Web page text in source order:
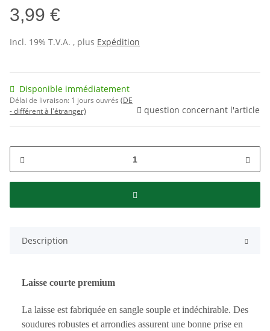
3,99 €
Incl. 19% T.V.A. , plus Expédition
Disponible immédiatement
Délai de livraison: 1 jours ouvrés (DE
- différent à l'étranger)
question concernant l'article
Description
Laisse courte premium
La laisse est fabriquée en sangle souple et indéchirable. Des
soudures robustes et arrondies assurent une bonne prise en